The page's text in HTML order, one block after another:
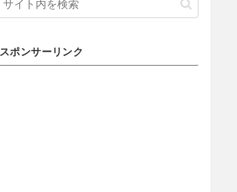
スポンサーリンク